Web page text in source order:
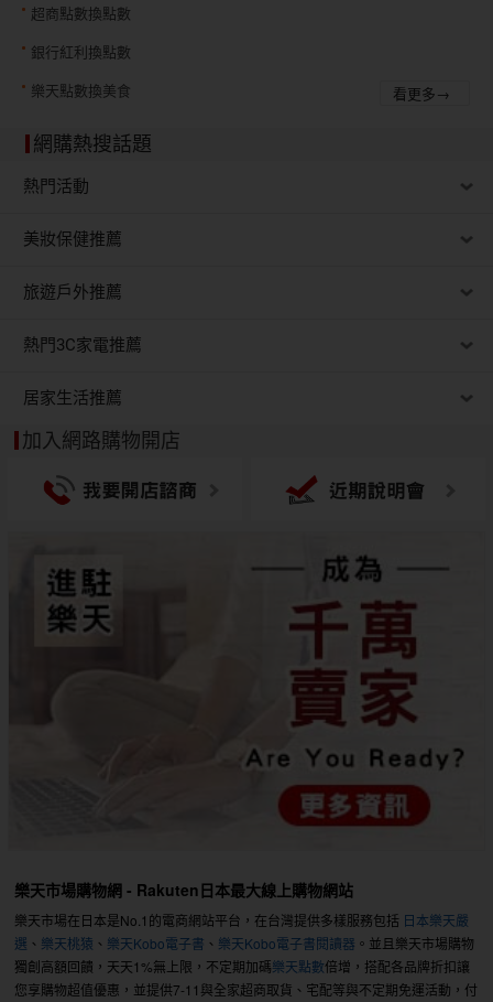
超商點數換點數
銀行紅利換點數
樂天點數換美食
看更多→
網購熱搜話題
熱門活動
美妝保健推薦
旅遊戶外推薦
熱門3C家電推薦
居家生活推薦
加入網路購物開店
樂天市場購物網 - Rakuten日本最大線上購物網站
樂天市場在日本是No.1的電商網站平台，在台灣提供多樣服務包括 日本樂天嚴
選 、 樂天桃猿 、 樂天Kobo電子書 、 樂天Kobo電子書閱讀器 。並且樂天市場購物
獨創高額回饋，天天1%無上限，不定期加碼樂天點數倍增，搭配各品牌折扣讓
您享購物超值優惠，並提供7-11與全家超商取貨、宅配等與不定期免運活動，付